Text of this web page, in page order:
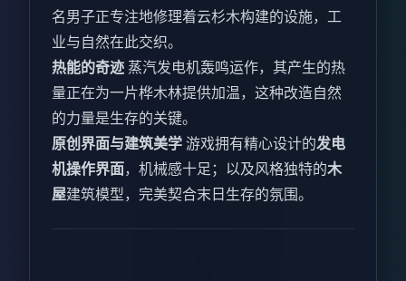
名男子正专注地修理着云杉木构建的设施，工
业与自然在此交织。
热能的奇迹 蒸汽发电机轰鸣运作，其产生的热
量正在为一片桦木林提供加温，这种改造自然
的力量是生存的关键。
原创界面与建筑美学游戏拥有精心设计的发电
机操作界面，机械感十足；以及风格独特的木
屋建筑模型，完美契合末日生存的氛围。